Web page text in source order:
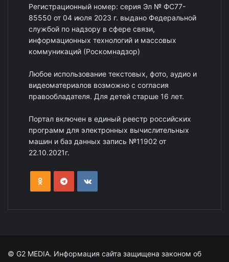
Регистрационный номер: серия Эл № ФС77-
85550 от 04 июля 2023 г. выдано Федеральной
службой по надзору в сфере связи,
информационных технологий и массовых
коммуникаций (Роскомнадзор)
Любое использование текстовых, фото, аудио и
видеоматериалов возможно с согласия
правообладателя. Для детей старше 16 лет.
Портал включен в единый реестр российских
программ для электронных вычислительных
машин и баз данных запись №11902 от
22.10.2021г.
© G2 MEDIA. Информация сайта защищена законом об